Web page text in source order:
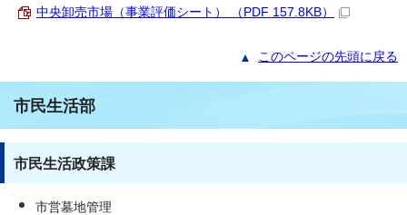
中央卸売市場（事業評価シート） （PDF 157.8KB）
このページの先頭に戻る
市民生活部
市民生活政策課
市営墓地管理